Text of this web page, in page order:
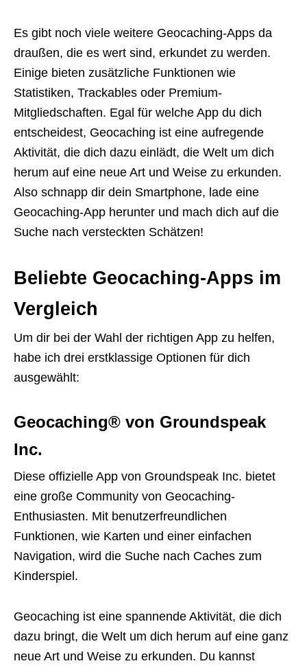
Es gibt noch viele weitere Geocaching-Apps da
draußen, die es wert sind, erkundet zu werden.
Einige bieten zusätzliche Funktionen wie
Statistiken, Trackables oder Premium-
Mitgliedschaften. Egal für welche App du dich
entscheidest, Geocaching ist eine aufregende
Aktivität, die dich dazu einlädt, die Welt um dich
herum auf eine neue Art und Weise zu erkunden.
Also schnapp dir dein Smartphone, lade eine
Geocaching-App herunter und mach dich auf die
Suche nach versteckten Schätzen!
Beliebte Geocaching-Apps im
Vergleich
Um dir bei der Wahl der richtigen App zu helfen,
habe ich drei erstklassige Optionen für dich
ausgewählt:
Geocaching® von Groundspeak
Inc.
Diese offizielle App von Groundspeak Inc. bietet
eine große Community von Geocaching-
Enthusiasten. Mit benutzerfreundlichen
Funktionen, wie Karten und einer einfachen
Navigation, wird die Suche nach Caches zum
Kinderspiel.
Geocaching ist eine spannende Aktivität, die dich
dazu bringt, die Welt um dich herum auf eine ganz
neue Art und Weise zu erkunden. Du kannst